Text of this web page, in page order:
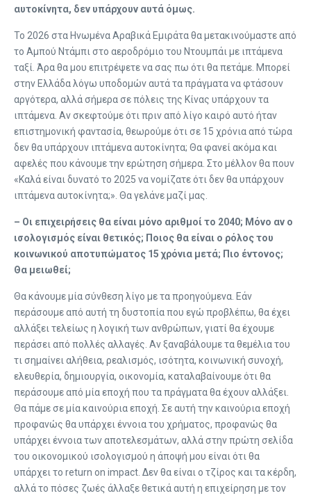
αυτοκίνητα, δεν υπάρχουν αυτά όμως.
Το 2026 στα Ηνωμένα Αραβικά Εμιράτα θα μετακινούμαστε από
το Αμπού Ντάμπι στο αεροδρόμιο του Ντουμπάι με ιπτάμενα
ταξί. Άρα θα μου επιτρέψετε να σας πω ότι θα πετάμε. Μπορεί
στην Ελλάδα λόγω υποδομών αυτά τα πράγματα να φτάσουν
αργότερα, αλλά σήμερα σε πόλεις της Κίνας υπάρχουν τα
ιπτάμενα. Αν σκεφτούμε ότι πριν από λίγο καιρό αυτό ήταν
επιστημονική φαντασία, θεωρούμε ότι σε 15 χρόνια από τώρα
δεν θα υπάρχουν ιπτάμενα αυτοκίνητα; Θα φανεί ακόμα και
αφελές που κάνουμε την ερώτηση σήμερα. Στο μέλλον θα πουν
«Καλά είναι δυνατό το 2025 να νομίζατε ότι δεν θα υπάρχουν
ιπτάμενα αυτοκίνητα;». Θα γελάνε μαζί μας.
– Οι επιχειρήσεις θα είναι μόνο αριθμοί το 2040; Μόνο αν ο
ισολογισμός είναι θετικός; Ποιος θα είναι ο ρόλος του
κοινωνικού αποτυπώματος 15 χρόνια μετά; Πιο έντονος;
Θα μειωθεί;
Θα κάνουμε μία σύνθεση λίγο με τα προηγούμενα. Εάν
περάσουμε από αυτή τη δυστοπία που εγώ προβλέπω, θα έχει
αλλάξει τελείως η λογική των ανθρώπων, γιατί θα έχουμε
περάσει από πολλές αλλαγές. Αν ξαναβάλουμε τα θεμέλια του
τι σημαίνει αλήθεια, ρεαλισμός, ισότητα, κοινωνική συνοχή,
ελευθερία, δημιουργία, οικονομία, καταλαβαίνουμε ότι θα
περάσουμε από μία εποχή που τα πράγματα θα έχουν αλλάξει.
Θα πάμε σε μία καινούρια εποχή. Σε αυτή την καινούρια εποχή
προφανώς θα υπάρχει έννοια του χρήματος, προφανώς θα
υπάρχει έννοια των αποτελεσμάτων, αλλά στην πρώτη σελίδα
του οικονομικού ισολογισμού η άποψή μου είναι ότι θα
υπάρχει το return on impact. Δεν θα είναι ο τζίρος και τα κέρδη,
αλλά το πόσες ζωές άλλαξε θετικά αυτή η επιχείρηση με τον